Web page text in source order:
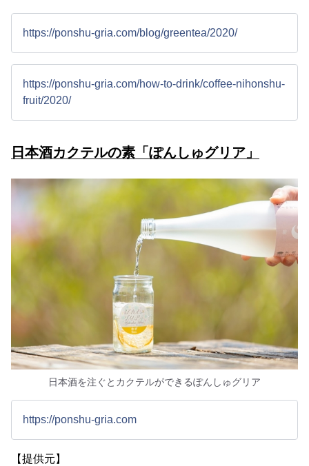
https://ponshu-gria.com/blog/greentea/2020/
https://ponshu-gria.com/how-to-drink/coffee-nihonshu-
fruit/2020/
日本酒カクテルの素「ぽんしゅグリア」
日本酒を注ぐとカクテルができるぽんしゅグリア
https://ponshu-gria.com
【提供元】